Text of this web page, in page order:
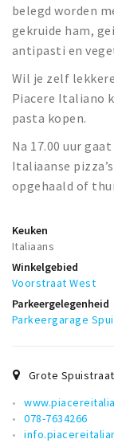
Toeristische
Sport
Natuur
Inloggen
belegd worden
gekruide ham,
antipasti en
Wil je zelf
Piacere Italiano
pasta kopen.
Na 17.00 uur
Italiaanse
opgehaald of
Keuken
Italiaans
Winkelgebied
Voorstraat West
Parkeergelegenheid
Parkeergarage
Grote
078-7634266